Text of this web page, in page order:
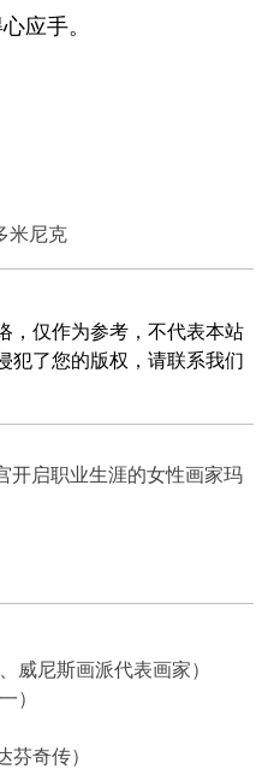
应手。
米尼克
，仅作为参考，不代表本站
犯了您的版权，请联系我们
开启职业生涯的女性画家玛
威尼斯画派代表画家）
）
奇传）